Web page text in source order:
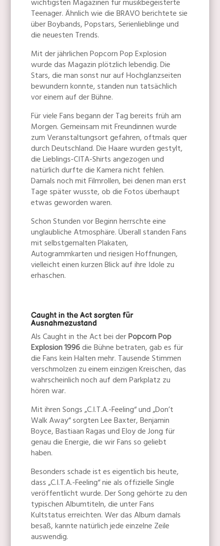
wichtigsten Magazinen für musikbegeisterte
Teenager. Ähnlich wie die BRAVO berichtete sie
über Boybands, Popstars, Serienlieblinge und
die neuesten Trends.
Mit der jährlichen Popcorn Pop Explosion
wurde das Magazin plötzlich lebendig. Die
Stars, die man sonst nur auf Hochglanzseiten
bewundern konnte, standen nun tatsächlich
vor einem auf der Bühne.
Für viele Fans begann der Tag bereits früh am
Morgen. Gemeinsam mit Freundinnen wurde
zum Veranstaltungsort gefahren, oftmals quer
durch Deutschland. Die Haare wurden gestylt,
die Lieblings-CITA-Shirts angezogen und
natürlich durfte die Kamera nicht fehlen.
Damals noch mit Filmrollen, bei denen man erst
Tage später wusste, ob die Fotos überhaupt
etwas geworden waren.
Schon Stunden vor Beginn herrschte eine
unglaubliche Atmosphäre. Überall standen Fans
mit selbstgemalten Plakaten,
Autogrammkarten und riesigen Hoffnungen,
vielleicht einen kurzen Blick auf ihre Idole zu
erhaschen.
Caught in the Act sorgten für
Ausnahmezustand
Als Caught in the Act bei derPopcorn Pop
Explosion 1996die Bühne betraten, gab es für
die Fans kein Halten mehr. Tausende Stimmen
verschmolzen zu einem einzigen Kreischen, das
wahrscheinlich noch auf dem Parkplatz zu
hören war.
Mit ihren Songs „C.I.T.A.-Feeling“ und „Don’t
Walk Away“ sorgten Lee Baxter, Benjamin
Boyce, Bastiaan Ragas und Eloy de Jong für
genau die Energie, die wir Fans so geliebt
haben.
Besonders schade ist es eigentlich bis heute,
dass „C.I.T.A.-Feeling“ nie als offizielle Single
veröffentlicht wurde. Der Song gehörte zu den
typischen Albumtiteln, die unter Fans
Kultstatus erreichten. Wer das Album damals
besaß, kannte natürlich jede einzelne Zeile
auswendig.